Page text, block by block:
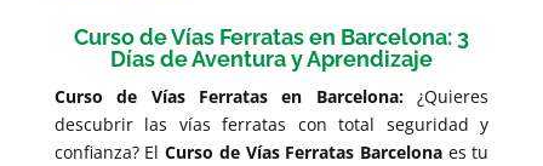
Curso de Vías Ferratas en Barcelona: 3
Días de Aventura y Aprendizaje
Curso de Vías Ferratas en Barcelona:¿Quieres
descubrir las vías ferratas con total seguridad y
confianza? ElCurso de Vías Ferratas Barcelonaes tu